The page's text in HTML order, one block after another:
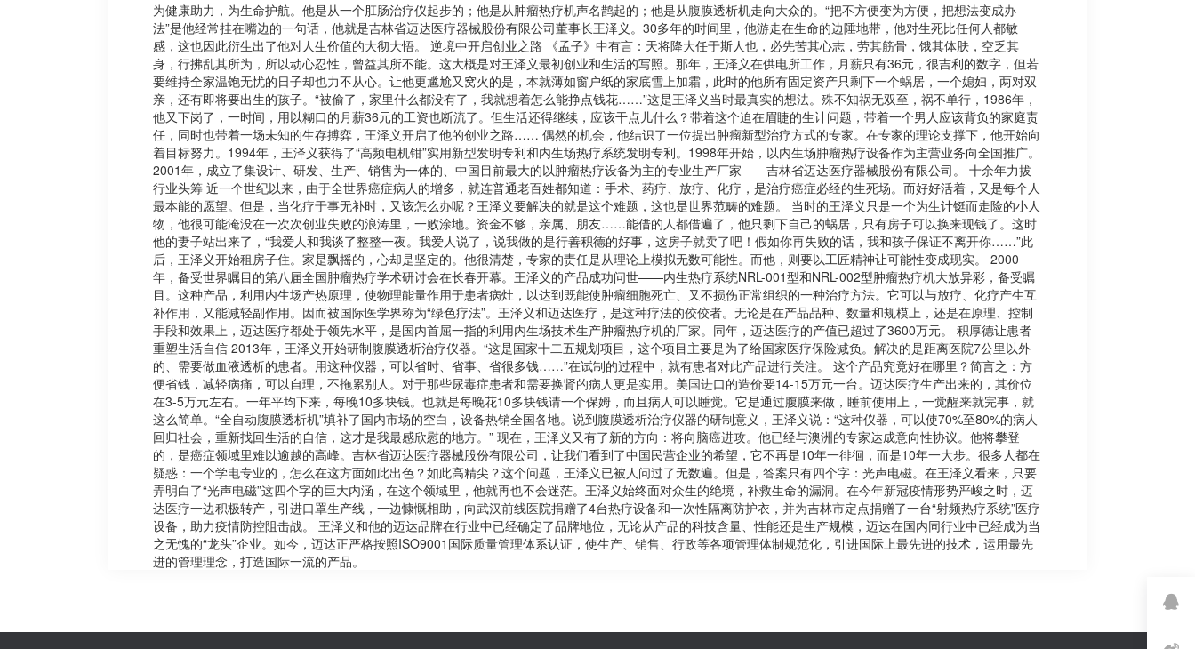
为健康助力，为生命护航。他是从一个肛肠治疗仪起步的；他是从肿瘤热疗机声名鹊起的；他是从腹膜透析机走向大众的。“把不方便变为方便，把想法变成办
法”是他经常挂在嘴边的一句话，他就是吉林省迈达医疗器械股份有限公司董事长王泽义。30多年的时间里，他游走在生命的边陲地带，他对生死比任何人都敏
感，这也因此衍生出了他对人生价值的大彻大悟。 逆境中开启创业之路 《孟子》中有言：天将降大任于斯人也，必先苦其心志，劳其筋骨，饿其体肤，空乏其
身，行拂乱其所为，所以动心忍性，曾益其所不能。这大概是对王泽义最初创业和生活的写照。那年，王泽义在供电所工作，月薪只有36元，很吉利的数字，但若
要维持全家温饱无忧的日子却也力不从心。让他更尴尬又窝火的是，本就薄如窗户纸的家底雪上加霜，此时的他所有固定资产只剩下一个蜗居，一个媳妇，两对双
亲，还有即将要出生的孩子。“被偷了，家里什么都没有了，我就想着怎么能挣点钱花……”这是王泽义当时最真实的想法。殊不知祸无双至，祸不单行，1986年，
他又下岗了，一时间，用以糊口的月薪36元的工资也断流了。但生活还得继续，应该干点儿什么？带着这个迫在眉睫的生计问题，带着一个男人应该背负的家庭责
任，同时也带着一场未知的生存搏弈，王泽义开启了他的创业之路…… 偶然的机会，他结识了一位提出肿瘤新型治疗方式的专家。在专家的理论支撑下，他开始向
着目标努力。1994年，王泽义获得了“高频电机钳”实用新型发明专利和内生场热疗系统发明专利。1998年开始，以内生场肿瘤热疗设备作为主营业务向全国推广。
2001年，成立了集设计、研发、生产、销售为一体的、中国目前最大的以肿瘤热疗设备为主的专业生产厂家——吉林省迈达医疗器械股份有限公司。 十余年力拔
行业头筹 近一个世纪以来，由于全世界癌症病人的增多，就连普通老百姓都知道：手术、药疗、放疗、化疗，是治疗癌症必经的生死场。而好好活着，又是每个人
最本能的愿望。但是，当化疗于事无补时，又该怎么办呢？王泽义要解决的就是这个难题，这也是世界范畴的难题。 当时的王泽义只是一个为生计铤而走险的小人
物，他很可能淹没在一次次创业失败的浪涛里，一败涂地。资金不够，亲属、朋友……能借的人都借遍了，他只剩下自己的蜗居，只有房子可以换来现钱了。这时
他的妻子站出来了，“我爱人和我谈了整整一夜。我爱人说了，说我做的是行善积德的好事，这房子就卖了吧！假如你再失败的话，我和孩子保证不离开你……”此
后，王泽义开始租房子住。家是飘摇的，心却是坚定的。他很清楚，专家的责任是从理论上模拟无数可能性。而他，则要以工匠精神让可能性变成现实。 2000
年，备受世界瞩目的第八届全国肿瘤热疗学术研讨会在长春开幕。王泽义的产品成功问世——内生热疗系统NRL-001型和NRL-002型肿瘤热疗机大放异彩，备受瞩
目。这种产品，利用内生场产热原理，使物理能量作用于患者病灶，以达到既能使肿瘤细胞死亡、又不损伤正常组织的一种治疗方法。它可以与放疗、化疗产生互
补作用，又能减轻副作用。因而被国际医学界称为“绿色疗法”。王泽义和迈达医疗，是这种疗法的佼佼者。无论是在产品品种、数量和规模上，还是在原理、控制
手段和效果上，迈达医疗都处于领先水平，是国内首屈一指的利用内生场技术生产肿瘤热疗机的厂家。同年，迈达医疗的产值已超过了3600万元。 积厚德让患者
重塑生活自信 2013年，王泽义开始研制腹膜透析治疗仪器。“这是国家十二五规划项目，这个项目主要是为了给国家医疗保险减负。解决的是距离医院7公里以外
的、需要做血液透析的患者。用这种仪器，可以省时、省事、省很多钱……”在试制的过程中，就有患者对此产品进行关注。 这个产品究竟好在哪里？简言之：方
便省钱，减轻病痛，可以自理，不拖累别人。对于那些尿毒症患者和需要换肾的病人更是实用。美国进口的造价要14-15万元一台。迈达医疗生产出来的，其价位
在3-5万元左右。一年平均下来，每晚10多块钱。也就是每晚花10多块钱请一个保姆，而且病人可以睡觉。它是通过腹膜来做，睡前使用上，一觉醒来就完事，就
这么简单。“全自动腹膜透析机”填补了国内市场的空白，设备热销全国各地。说到腹膜透析治疗仪器的研制意义，王泽义说：“这种仪器，可以使70%至80%的病人
回归社会，重新找回生活的自信，这才是我最感欣慰的地方。” 现在，王泽义又有了新的方向：将向脑癌进攻。他已经与澳洲的专家达成意向性协议。他将攀登
的，是癌症领域里难以逾越的高峰。吉林省迈达医疗器械股份有限公司，让我们看到了中国民营企业的希望，它不再是10年一徘徊，而是10年一大步。很多人都在
疑惑：一个学电专业的，怎么在这方面如此出色？如此高精尖？这个问题，王泽义已被人问过了无数遍。但是，答案只有四个字：光声电磁。在王泽义看来，只要
弄明白了“光声电磁”这四个字的巨大内涵，在这个领域里，他就再也不会迷茫。王泽义始终面对众生的绝境，补救生命的漏洞。在今年新冠疫情形势严峻之时，迈
达医疗一边积极转产，引进口罩生产线，一边慷慨相助，向武汉前线医院捐赠了4台热疗设备和一次性隔离防护衣，并为吉林市定点捐赠了一台“射频热疗系统”医疗
设备，助力疫情防控阻击战。 王泽义和他的迈达品牌在行业中已经确定了品牌地位，无论从产品的科技含量、性能还是生产规模，迈达在国内同行业中已经成为当
之无愧的“龙头”企业。如今，迈达正严格按照ISO9001国际质量管理体系认证，使生产、销售、行政等各项管理体制规范化，引进国际上最先进的技术，运用最先
进的管理理念，打造国际一流的产品。